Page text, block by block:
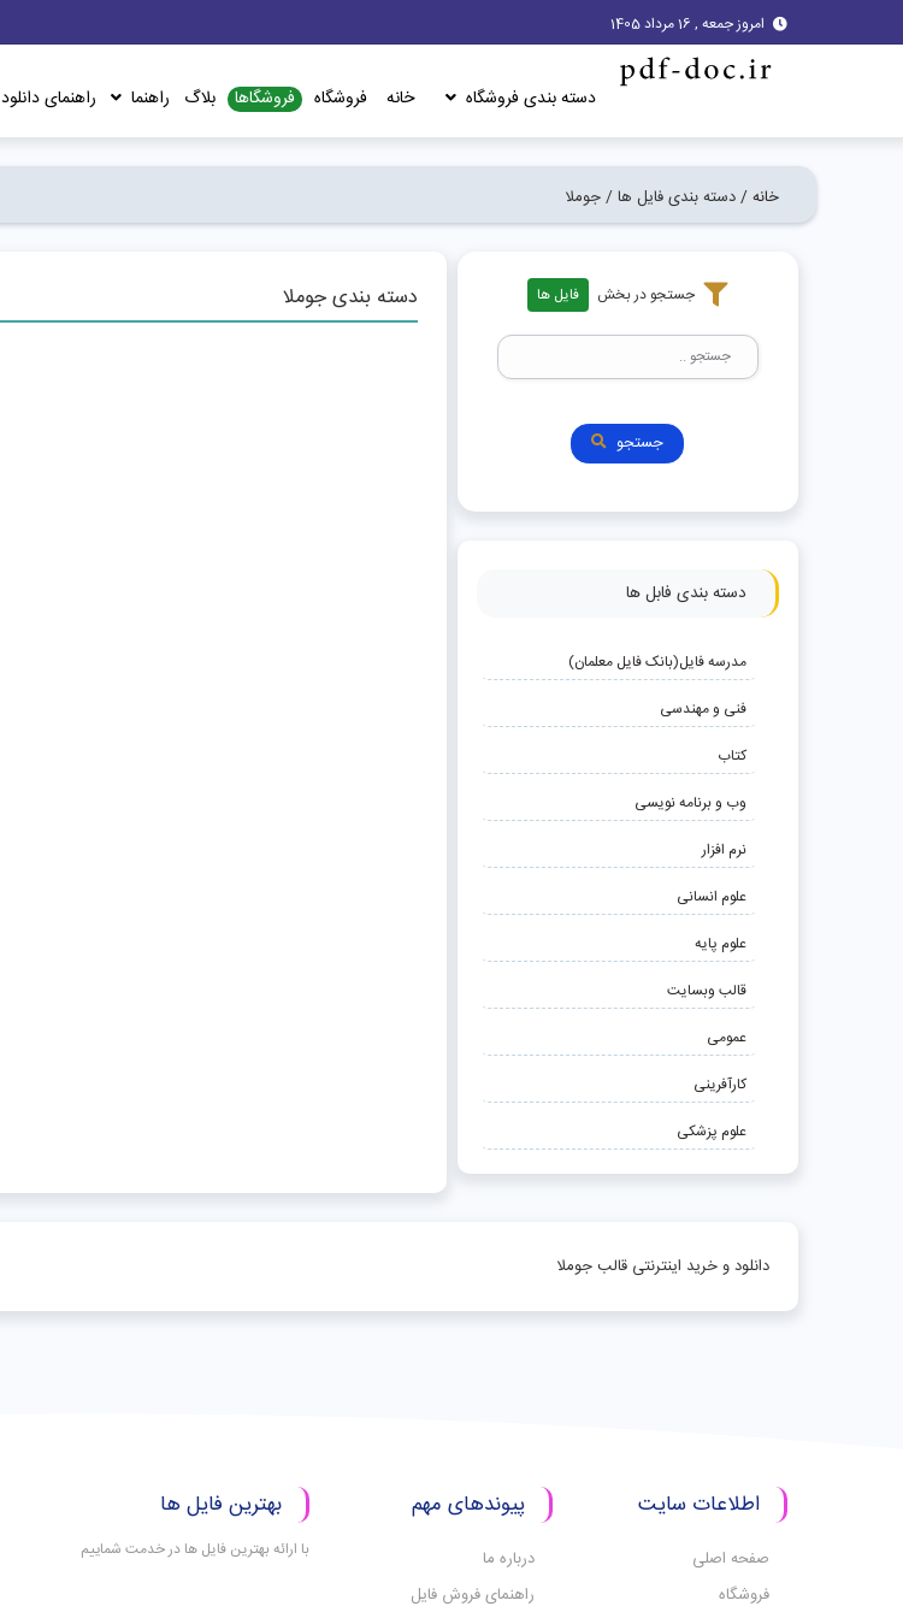
امروز جمعه , 16 مرداد 1405
دسته بندی فروشگاه خانه فروشگاه فروشگاها بلاگ راهنما راهنمای دانلود
خانه /دسته بندی فایل ها /جوملا
جستجو در بخش فایل ها
جستجو
دسته بندی فابل ها
مدرسه فایل(بانک فایل معلمان)
فنی و مهندسی
کتاب
وب و برنامه نویسی
نرم افزار
علوم انسانی
علوم پایه
قالب وبسایت
عمومی
کارآفرینی
علوم پزشکی
دسته بندی جوملا
دانلود و خرید اینترنتی قالب جوملا
اطلاعات سایت
صفحه اصلی
فروشگاه
پیوندهای مهم
درباره ما
راهنمای فروش فایل
بهترین فایل ها
با ارائه بهترین فایل ها در خدمت شماییم